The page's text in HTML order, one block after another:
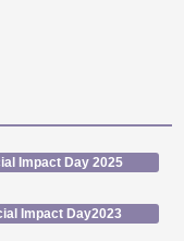
Impact Day 2025
Impact Day2023